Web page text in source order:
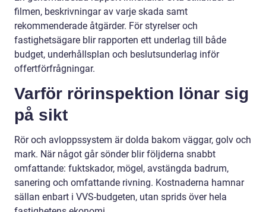
filmen, beskrivningar av varje skada samt
rekommenderade åtgärder. För styrelser och
fastighetsägare blir rapporten ett underlag till både
budget, underhållsplan och beslutsunderlag inför
offertförfrågningar.
Varför rörinspektion lönar sig
på sikt
Rör och avloppssystem är dolda bakom väggar, golv och
mark. När något går sönder blir följderna snabbt
omfattande: fuktskador, mögel, avstängda badrum,
sanering och omfattande rivning. Kostnaderna hamnar
sällan enbart i VVS-budgeten, utan sprids över hela